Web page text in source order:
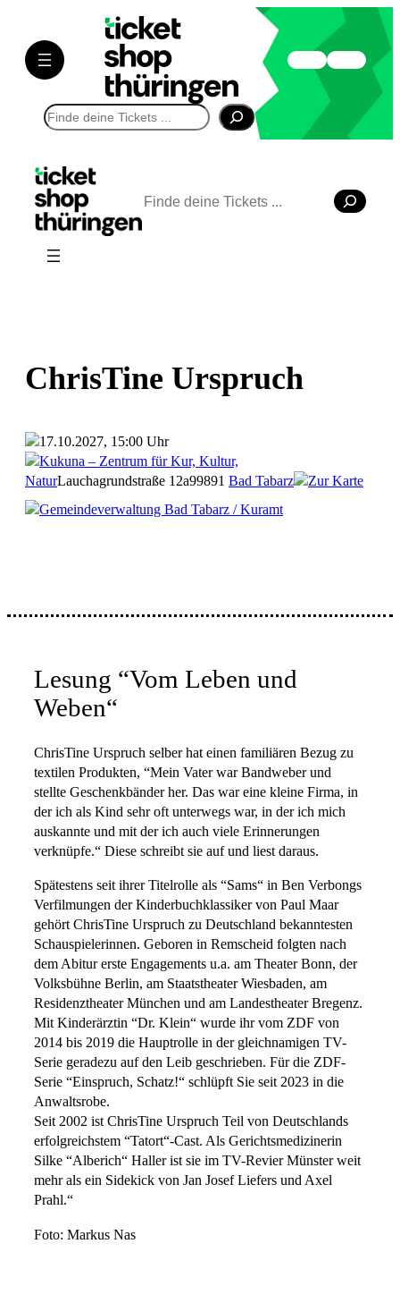
Suchen
Suchen
ChrisTine Urspruch
17.10.2027, 15:00 Uhr
Kukuna – Zentrum für Kur, Kultur,
NaturLauchagrundstraße 12a99891 Bad Tabarz
Zur Karte
Gemeindeverwaltung Bad Tabarz / Kuramt
Lesung “Vom Leben und
Weben“
ChrisTine Urspruch selber hat einen familiären Bezug zu
textilen Produkten, “Mein Vater war Bandweber und
stellte Geschenkbänder her. Das war eine kleine Firma, in
der ich als Kind sehr oft unterwegs war, in der ich mich
auskannte und mit der ich auch viele Erinnerungen
verknüpfe.“ Diese schreibt sie auf und liest daraus.
Spätestens seit ihrer Titelrolle als “Sams“ in Ben Verbongs
Verfilmungen der Kinderbuchklassiker von Paul Maar
gehört ChrisTine Urspruch zu Deutschland bekanntesten
Schauspielerinnen. Geboren in Remscheid folgten nach
dem Abitur erste Engagements u.a. am Theater Bonn, der
Volksbühne Berlin, am Staatstheater Wiesbaden, am
Residenztheater München und am Landestheater Bregenz.
Mit Kinderärztin “Dr. Klein“ wurde ihr vom ZDF von
2014 bis 2019 die Hauptrolle in der gleichnamigen TV-
Serie geradezu auf den Leib geschrieben. Für die ZDF-
Serie “Einspruch, Schatz!“ schlüpft Sie seit 2023 in die
Anwaltsrobe.
Seit 2002 ist ChrisTine Urspruch Teil von Deutschlands
erfolgreichstem “Tatort“-Cast. Als Gerichtsmedizinerin
Silke “Alberich“ Haller ist sie im TV-Revier Münster weit
mehr als ein Sidekick von Jan Josef Liefers und Axel
Prahl.“
Foto: Markus Nas